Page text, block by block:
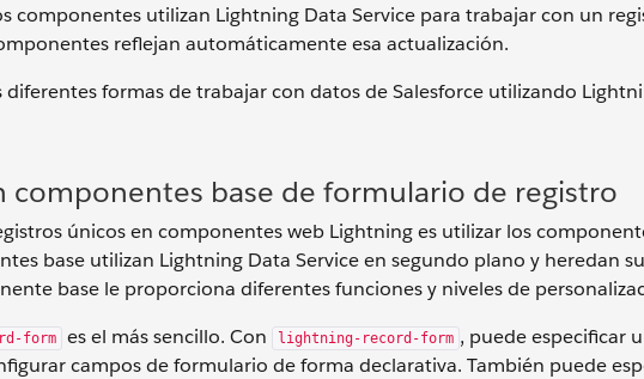
componentes utilizan Lightning Data Service para trabajar con un
reflejan automáticamente esa actualización.
diferentes formas de trabajar con datos de Salesforce utilizando
componentes base de formulario de registro
únicos en componentes web Lightning es utilizar los
base utilizan Lightning Data Service en segundo plano y heredan
base le proporciona diferentes funciones y niveles de
form es el más sencillo. Con lightning-record-form , puede especificar
campos de formulario de forma declarativa. También puede